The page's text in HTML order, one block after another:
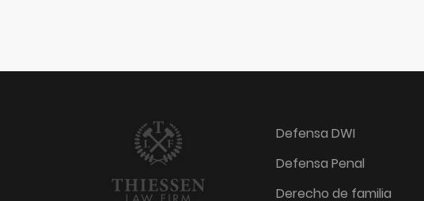
Defensa DWI
Defensa Penal
Derecho de familia